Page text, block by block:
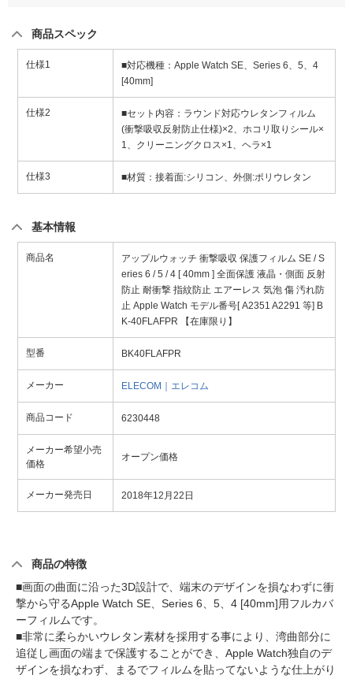
商品スペック
仕様1
■対応機種：Apple Watch SE、Series 6、5、4
[40mm]
仕様2
■セット内容：ラウンド対応ウレタンフィルム
(衝撃吸収反射防止仕様)×2、ホコリ取りシール×
1、クリーニングクロス×1、ヘラ×1
仕様3 ■材質：接着面:シリコン、外側:ポリウレタン
基本情報
商品名
アップルウォッチ 衝撃吸収 保護フィルム SE / S
eries 6 / 5 / 4 [ 40mm ] 全面保護 液晶・側面 反射
防止 耐衝撃 指紋防止 エアーレス 気泡 傷 汚れ防
止 Apple Watch モデル番号[ A2351 A2291 等] B
K-40FLAFPR 【在庫限り】
型番 BK40FLAFPR
メーカー ELECOM｜エレコム
商品コード 6230448
メーカー希望小売
価格
オープン価格
メーカー発売日 2018年12月22日
商品の特徴
■画面の曲面に沿った3D設計で、端末のデザインを損なわずに衝
撃から守るApple Watch SE、Series 6、5、4 [40mm]用フルカバ
ーフィルムです。
■非常に柔らかいウレタン素材を採用する事により、湾曲部分に
追従し画面の端まで保護することができ、Apple Watch独自のデ
ザインを損なわず、まるでフィルムを貼ってないような仕上がり